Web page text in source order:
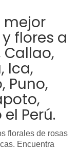
mejor
flores a
Ica,
Puno,
Perú.
florales de rosas
Encuentra